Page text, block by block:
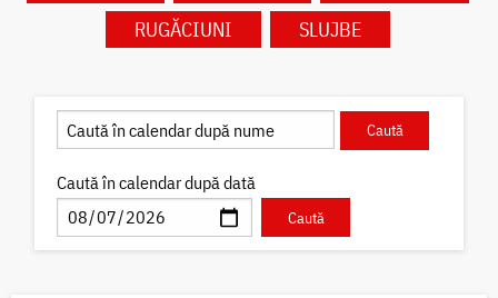
RUGĂCIUNI
SLUJBE
Caută în calendar după dată